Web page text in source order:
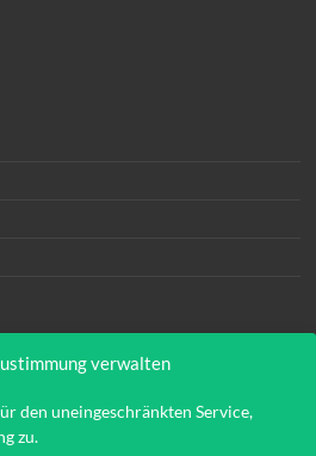
verwalten
den uneingeschränkten Service,
zu.